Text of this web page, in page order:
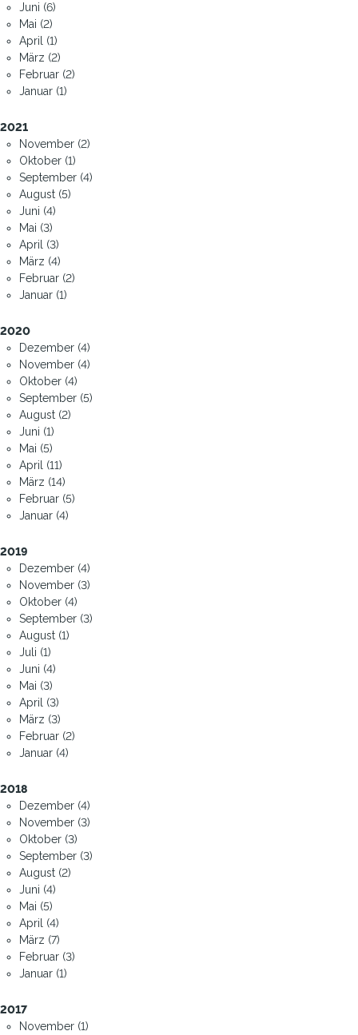
Juni (6)
Mai (2)
April (1)
März (2)
Februar (2)
Januar (1)
2021
November (2)
Oktober (1)
September (4)
August (5)
Juni (4)
Mai (3)
April (3)
März (4)
Februar (2)
Januar (1)
2020
Dezember (4)
November (4)
Oktober (4)
September (5)
August (2)
Juni (1)
Mai (5)
April (11)
März (14)
Februar (5)
Januar (4)
2019
Dezember (4)
November (3)
Oktober (4)
September (3)
August (1)
Juli (1)
Juni (4)
Mai (3)
April (3)
März (3)
Februar (2)
Januar (4)
2018
Dezember (4)
November (3)
Oktober (3)
September (3)
August (2)
Juni (4)
Mai (5)
April (4)
März (7)
Februar (3)
Januar (1)
2017
November (1)